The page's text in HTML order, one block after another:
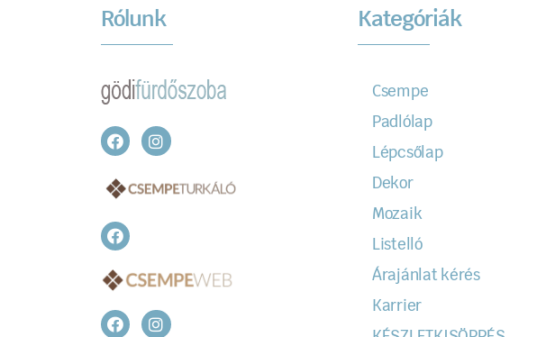
Rólunk Kategóriák
Csempe
Padlólap
Lépcsőlap
Dekor
Mozaik
Listelló
Árajánlat kérés
Karrier